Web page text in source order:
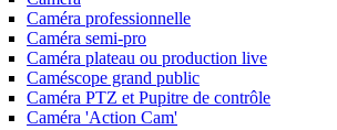
Caméra professionnelle
Caméra semi-pro
Caméra plateau ou production live
Caméscope grand public
Caméra PTZ et Pupitre de contrôle
Caméra 'Action Cam'